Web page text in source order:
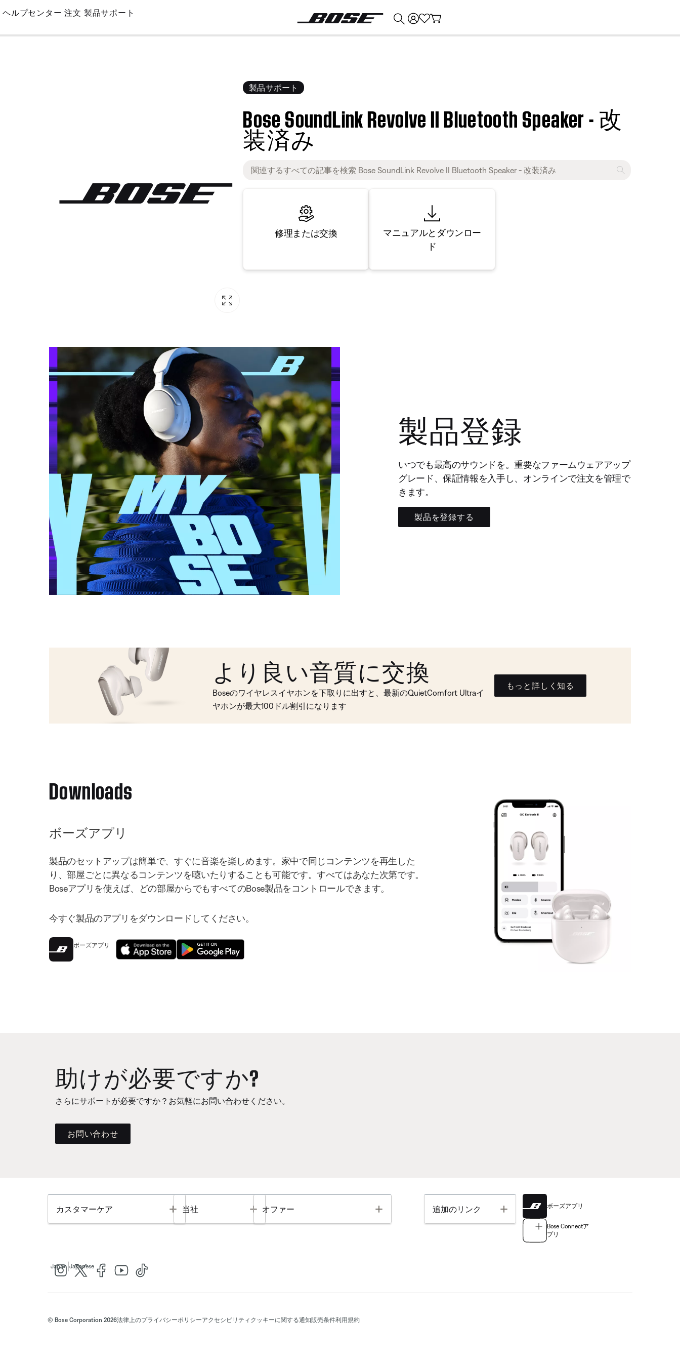
Skip
Main
ヘルプセンター 注文 製品サポート
製品サポート
Bose SoundLink Revolve II Bluetooth Speaker - 改
装済み
修理または交換
マニュアルとダウンロー
ド
製品登録
いつでも最高のサウンドを。重要なファームウェアアップ
グレード、保証情報を入手し、オンラインで注文を管理で
きます。
製品を登録する
より良い音質に交換
Boseのワイヤレスイヤホンを下取りに出すと、最新のQuietComfort Ultraイ
ヤホンが最大100ドル割引になります
もっと詳しく知る
Downloads
ボーズアプリ
製品のセットアップは簡単で、すぐに音楽を楽しめます。家中で同じコンテンツを再生した
り、部屋ごとに異なるコンテンツを聴いたりすることも可能です。すべてはあなた次第です。
Boseアプリを使えば、どの部屋からでもすべてのBose製品をコントロールできます。
今すぐ製品のアプリをダウンロードしてください。
ボーズアプリ
助けが必要ですか?
さらにサポートが必要ですか？お気軽にお問い合わせください。
お問い合わせ
カスタマーケア Toggle
当社 Toggle
オファー Toggle 追加のリンク Toggle ボーズアプリ
Bose Connectア
プリ
Japan Japanese
© Bose Corporation 2026法律上のプライバシーポリシーアクセシビリティ クッキーに関する通知販売条件利用規約